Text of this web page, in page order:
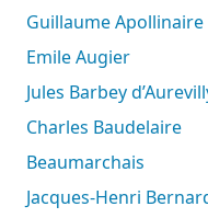
Guillaume Apollinaire
Emile Augier
Jules Barbey
Charles Baudelaire
Beaumarchais
Jacques-Henri